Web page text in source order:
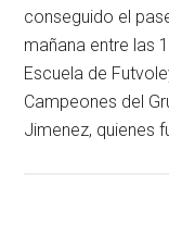
conseguido el
mañana entre las
Escuela de
Campeones del
Jimenez, quienes